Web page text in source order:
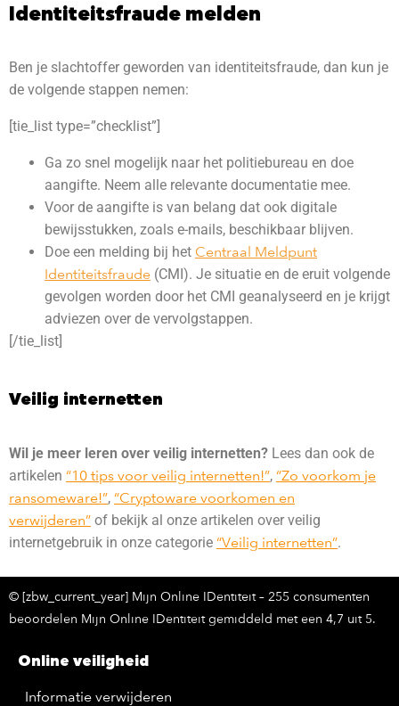
Identiteitsfraude melden
Ben je slachtoffer geworden van identiteitsfraude, dan kun je
de volgende stappen nemen:
[tie_list type=”checklist”]
Ga zo snel mogelijk naar het politiebureau en doe
aangifte. Neem alle relevante documentatie mee.
Voor de aangifte is van belang dat ook digitale
bewijsstukken, zoals e-mails, beschikbaar blijven.
Doe een melding bij het Centraal Meldpunt
Identiteitsfraude (CMI). Je situatie en de eruit volgende
gevolgen worden door het CMI geanalyseerd en je krijgt
adviezen over de vervolgstappen.
[/tie_list]
Veilig internetten
Wil je meer leren over veilig internetten? Lees dan ook de
artikelen “10 tips voor veilig internetten!”, “Zo voorkom je
ransomeware!”, “Cryptoware voorkomen en
verwijderen” of bekijk al onze artikelen over veilig
internetgebruik in onze categorie “Veilig internetten”.
© [zbw_current_year] Mijn Online IDentiteit – 255 consumenten
beoordelen Mijn Online IDentiteit gemiddeld met een 4,7 uit 5.
Online veiligheid
Informatie verwijderen